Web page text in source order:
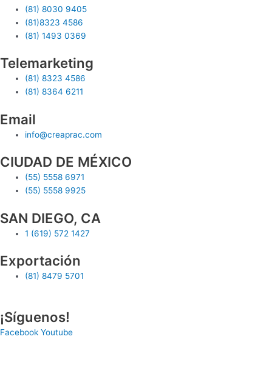
(81) 8030 9405
(81)8323 4586
(81) 1493 0369
Telemarketing
(81) 8323 4586
(81) 8364 6211
Email
info@creaprac.com
CIUDAD DE MÉXICO
(55) 5558 6971
(55) 5558 9925
SAN DIEGO, CA
1 (619) 572 1427
Exportación
(81) 8479 5701
¡Síguenos!
Facebook Youtube